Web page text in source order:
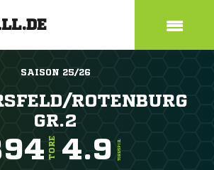
SAISON 25/26
ROTENBURG
GR.2
TORE 4.9 TORE/SPIEL